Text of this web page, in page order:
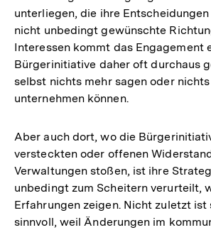
unterliegen, die ihre
nicht unbedingt gewünschte
Interessen kommt das Engagement
Bürgerinitiative daher oft durchaus
selbst nichts mehr sagen oder
unternehmen können.
Aber auch dort, wo die
versteckten oder offenen
Verwaltungen stoßen, ist ihre
unbedingt zum Scheitern verurteilt,
Erfahrungen zeigen. Nicht zuletzt ist
sinnvoll, weil Änderungen im